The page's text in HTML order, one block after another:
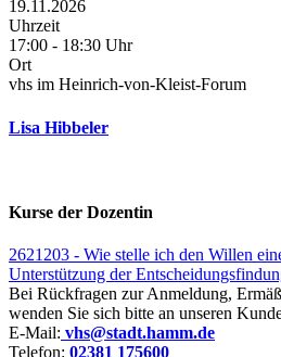
19.11.2026
Uhrzeit
17:00 - 18:30 Uhr
Ort
vhs im Heinrich-von-Kleist-Forum
Lisa Hibbeler
Kurse der Dozentin
2621203 - Wie stelle ich den Willen
Unterstützung der
Bei Rückfragen zur Anmeldung,
wenden Sie sich bitte an unseren
E-Mail: vhs@stadt.hamm.de
Telefon: 02381 175600